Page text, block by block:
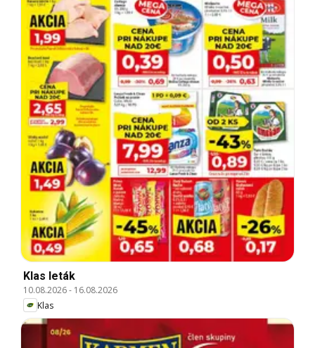
Klas leták
10.08.2026- 16.08.2026
Klas